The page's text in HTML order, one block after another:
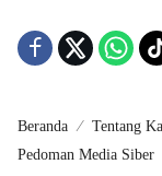
Beranda Tentang
Pedoman Media Siber